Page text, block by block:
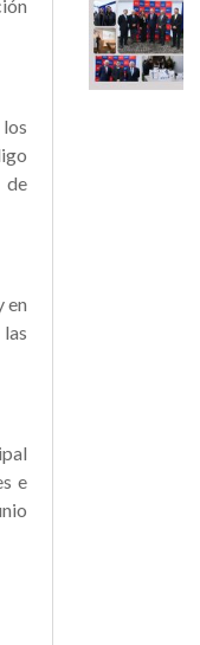
de
en
e